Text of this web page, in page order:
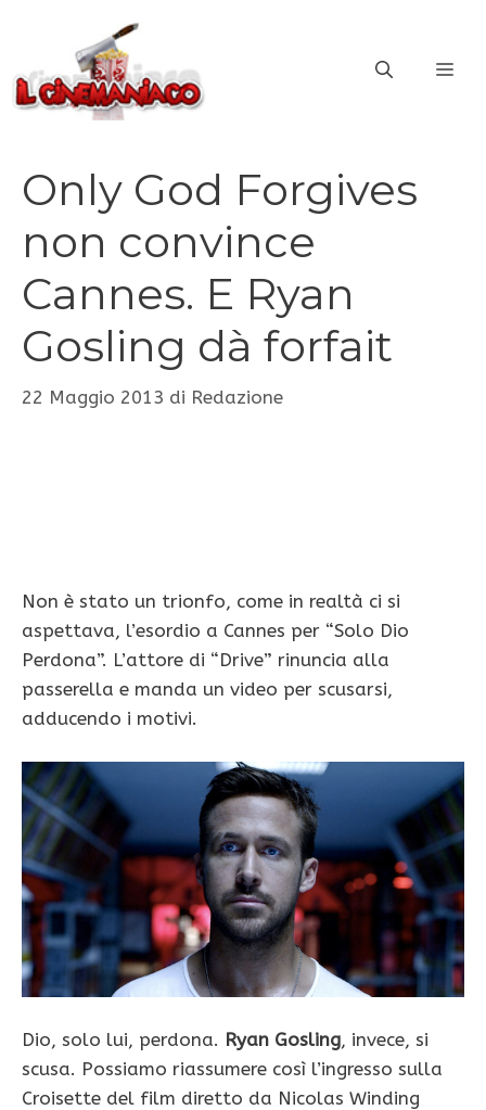
contenuto
Only God Forgives
non convince
Cannes. E Ryan
Gosling dà forfait
22 Maggio 2013 di Redazione
Non è stato un trionfo, come in realtà ci si
aspettava, l’esordio a Cannes per “Solo Dio
Perdona”. L’attore di “Drive” rinuncia alla
passerella e manda un video per scusarsi,
adducendo i motivi.
Dio, solo lui, perdona. Ryan Gosling, invece, si
scusa. Possiamo riassumere così l’ingresso sulla
Croisette del film diretto da Nicolas Winding